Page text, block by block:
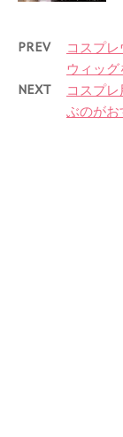
PREV
コスプ
ウィッグ
NEXT
コスプ
ぶのがお